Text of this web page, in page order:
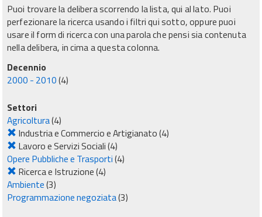
Puoi trovare la delibera scorrendo la lista, qui al lato. Puoi
perfezionare la ricerca usando i filtri qui sotto, oppure puoi
usare il form di ricerca con una parola che pensi sia contenuta
nella delibera, in cima a questa colonna.
Decennio
2000 - 2010(4)
Settori
Agricoltura(4)
Industria e Commercio e Artigianato(4)
Lavoro e Servizi Sociali(4)
Opere Pubbliche e Trasporti(4)
Ricerca e Istruzione(4)
Ambiente(3)
Programmazione negoziata(3)